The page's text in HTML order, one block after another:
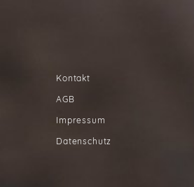
Kontakt
AGB
Impressum
Datenschutz